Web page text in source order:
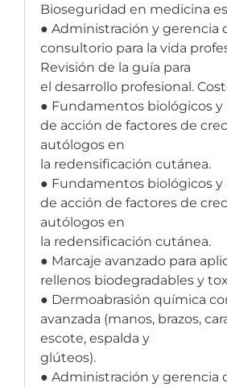
Bioseguridad en medicina
● Administración y gerencia
consultorio para la vida
Revisión de la guía para
el desarrollo profesional.
● Fundamentos biológicos
de acción de factores de
autólogos en
la redensificación cutánea.
● Fundamentos biológicos
de acción de factores de
autólogos en
la redensificación cutánea.
● Marcaje avanzado para
rellenos biodegradables y
● Dermoabrasión química
avanzada (manos, brazos,
escote, espalda y
glúteos).
● Administración y gerencia